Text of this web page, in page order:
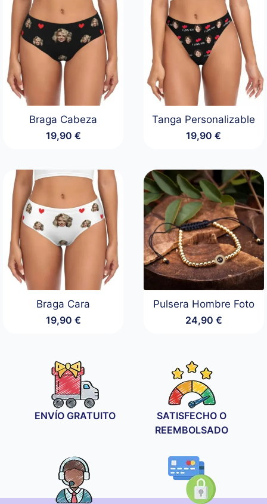
Braga Cabeza
19,90 €
Tanga Personalizable
19,90€
Braga Cara
19,90 €
Pulsera Hombre Foto
24,90 €
ENVÍO GRATUITO
SATISFECHO O
REEMBOLSADO